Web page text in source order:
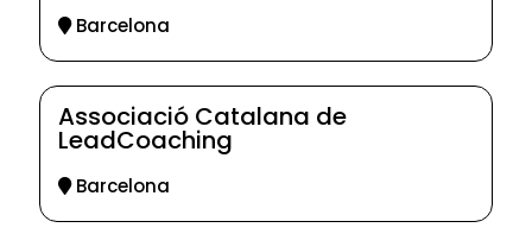
Barcelona
Associació Catalana de
LeadCoaching
Barcelona